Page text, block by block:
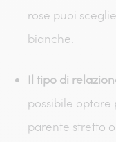
rose puoi
bianche.
Il tipo di
possibile optare
parente stretto